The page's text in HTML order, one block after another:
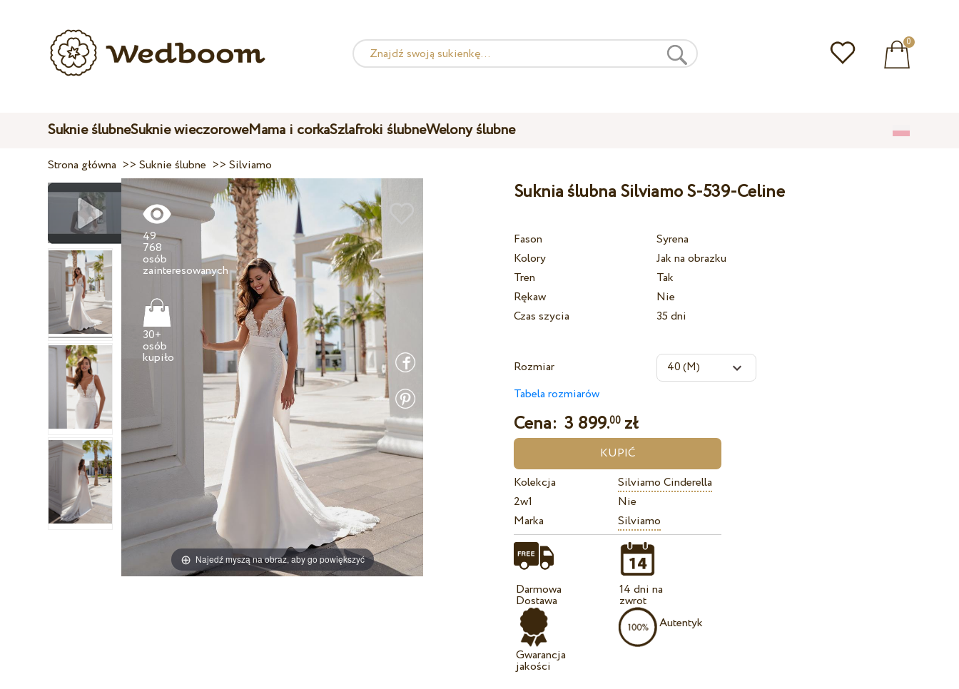
0
Suknie ślubneSuknie wieczoroweMama i corkaSzlafroki ślubneWelony ślubne
Strona główna >>Suknie ślubne >>Silviamo
Najedź myszą na obraz, aby go powiększyć
49
768
osób
30+
osób
Suknia ślubna Silviamo S-539-Celine
Fason
Syrena
Kolory
Jak na obrazku
Tren
Tak
Rękaw
Nie
Czas szycia
35 dni
Rozmiar
Tabela rozmiarów
Cena:3 899.00 zł
Kolekcja
Silviamo Cinderella
2w1
Nie
Marka
Silviamo
Darmowa
Dostawa
Gwarancja
jakości
14 dni na
zwrot
Autentyk